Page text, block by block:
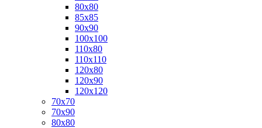
80х80
85х85
90х90
100х100
110х80
110х110
120х80
120х90
120х120
70х70
70х90
80х80